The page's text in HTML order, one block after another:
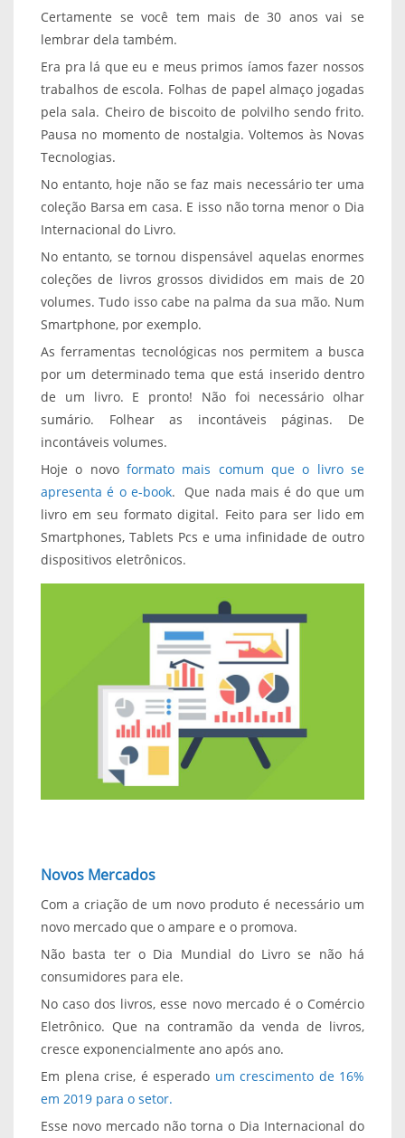
Certamente se você tem mais de 30 anos vai se
lembrar dela também.
Era pra lá que eu e meus primos íamos fazer nossos
trabalhos de escola. Folhas de papel almaço jogadas
pela sala. Cheiro de biscoito de polvilho sendo frito.
Pausa no momento de nostalgia. Voltemos às Novas
Tecnologias.
No entanto, hoje não se faz mais necessário ter uma
coleção Barsa em casa. E isso não torna menor o Dia
Internacional do Livro.
No entanto, se tornou dispensável aquelas enormes
coleções de livros grossos divididos em mais de 20
volumes. Tudo isso cabe na palma da sua mão. Num
Smartphone, por exemplo.
As ferramentas tecnológicas nos permitem a busca
por um determinado tema queestá inserido dentro
de um livro. E pronto! Não foi necessário olhar
sumário. Folhear as incontáveis páginas. De
incontáveis volumes.
Hoje o novo formato mais comum que o livro se
apresenta é o e-book. Que nada mais é do que um
livro em seu formato digital. Feito para ser lido em
Smartphones, Tablets Pcs e uma infinidade de outro
dispositivos eletrônicos.
Novos Mercados
Com a criação de um novo produto é necessário um
novo mercado que o ampare e o promova.
Não basta ter o Dia Mundial do Livro se não há
consumidores para ele.
No caso dos livros, esse novo mercado é o Comércio
Eletrônico. Que na contramão da venda de livros,
cresce exponencialmente ano após ano.
Em plena crise, é esperado um crescimento de 16%
em 2019 para o setor.
Esse novo mercado não torna o Dia Internacional do